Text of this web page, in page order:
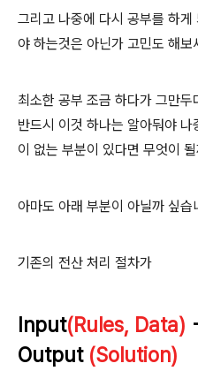
그리고 나중에 다시 공부를 하
야 하는것은 아닌가 고민도 해보
최소한 공부 조금 하다가 그만두
반드시 이것 하나는 알아둬야
이 없는 부분이 있다면 무엇이
아마도 아래 부분이 아닐까 싶습
기존의 전산 처리 절차가
Input(Rules, Data)
Output(Solution)